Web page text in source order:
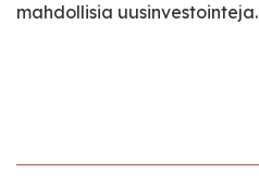
mahdollisia uusinvestointeja.